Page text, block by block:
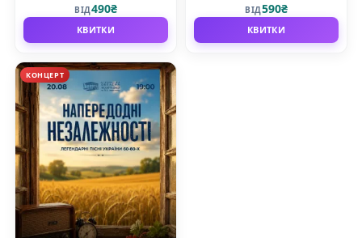
ВІД490₴
КВИТКИ
ВІД590₴
КВИТКИ
КОНЦЕРТ